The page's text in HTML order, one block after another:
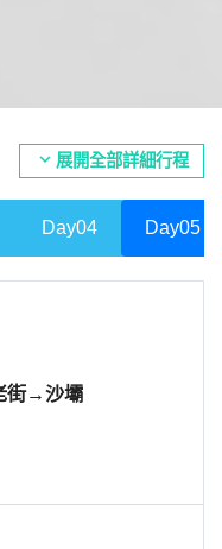
expand_more 展開全部詳細行程
Day04 Day05
街→沙壩